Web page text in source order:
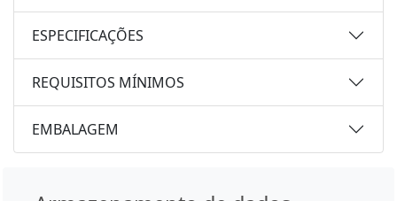
ESPECIFICAÇÕES
REQUISITOS MÍNIMOS
EMBALAGEM